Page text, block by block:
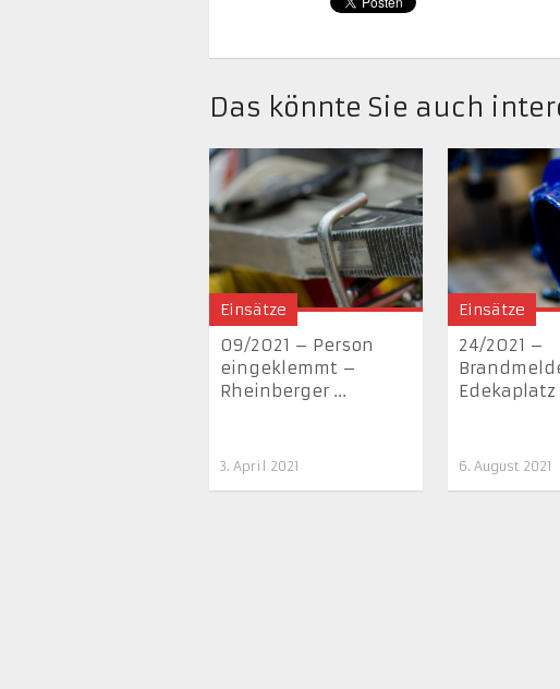
Das könnte Sie auch
Einsätze
09/2021 – Person
eingeklemmt –
Rheinberger ...
3. April 2021
Einsätze
24/2021 –
Edekaplatz
6. August 2021